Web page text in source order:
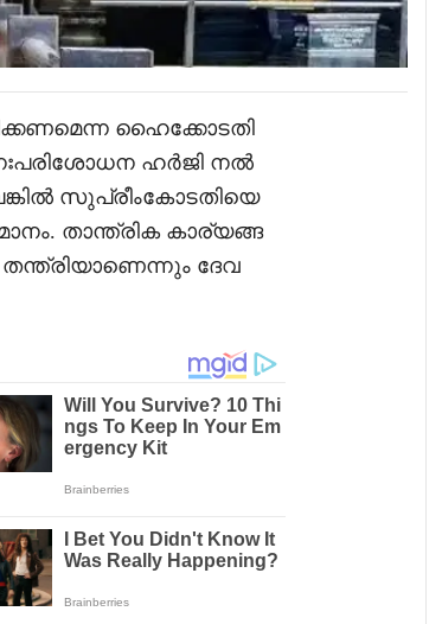
ഹൈക്കോടതി
ഹർജി നൽ
സുപ്രീംകോടതിയെ
താന്ത്രിക കാര്യങ്ങ
ദേവ